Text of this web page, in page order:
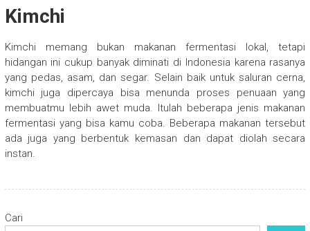
Kimchi
Kimchi memang bukan makanan fermentasi lokal, tetapi
hidangan ini cukup banyak diminati di Indonesia karena rasanya
yang pedas, asam, dan segar. Selain baik untuk saluran cerna,
kimchi juga dipercaya bisa menunda proses penuaan yang
membuatmu lebih awet muda. Itulah beberapa jenis makanan
fermentasi yang bisa kamu coba. Beberapa makanan tersebut
ada juga yang berbentuk kemasan dan dapat diolah secara
instan.
Cari